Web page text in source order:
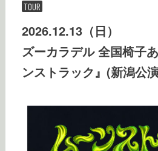
TOUR
2026.12.13（日）
ズーカラデル 全国椅子
ンストラック』(新潟公